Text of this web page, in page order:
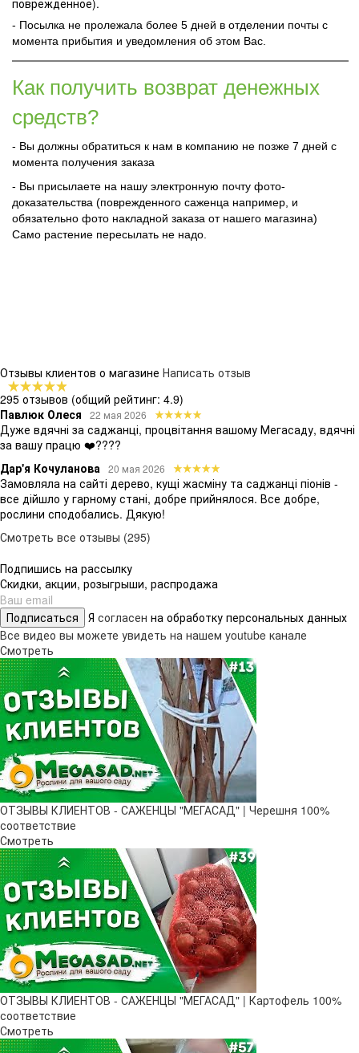
поврежденное).
- Посылка не пролежала более 5 дней в отделении почты с
момента прибытия и уведомления об этом Вас.
Как получить возврат денежных
средств?
- Вы должны обратиться к нам в компанию не позже 7 дней с
момента получения заказа
- Вы присылаете на нашу электронную почту фото-
доказательства (поврежденного саженца например, и
обязательно фото накладной заказа от нашего магазина)
Само растение пересылать не надо.
Отзывы клиентов о магазине Написать отзыв
295 отзывов (общий рейтинг: 4.9)
Павлюк Олеся
22 мая 2026
Дуже вдячні за саджанці, процвітання вашому Мегасаду, вдячні
за вашу працю ❤️????
Дар'я Кочуланова 20 мая 2026
Замовляла на сайті дерево, кущі жасміну та саджанці піонів -
все дійшло у гарному стані, добре прийнялося. Все добре,
рослини сподобались. Дякую!
Смотреть все отзывы (295)
Подпишись на рассылку
Скидки, акции, розыгрыши, распродажа
Подписаться Я согласен на обработку персональных данных
Все видео вы можете увидеть на нашем youtube канале
Смотреть
ОТЗЫВЫ КЛИЕНТОВ - САЖЕНЦЫ "МЕГАСАД" | Черешня 100%
соответствие
Смотреть
ОТЗЫВЫ КЛИЕНТОВ - САЖЕНЦЫ "МЕГАСАД" | Картофель 100%
соответствие
Смотреть